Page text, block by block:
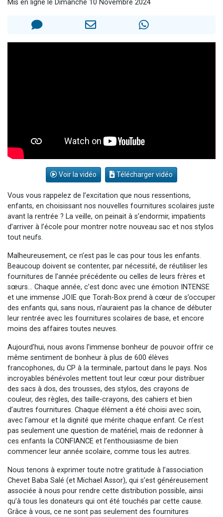
Il reste 49 places pour étudier en groupe sur Zoom
Mis en ligne le Dimanche 10 Novembre 2024
Voir la vidéo Télécharger vidéo
Vous vous rappelez de l’excitation que nous ressentions,
enfants, en choisissant nos nouvelles fournitures scolaires juste
avant la rentrée ? La veille, on peinait à s’endormir, impatients
d’arriver à l’école pour montrer notre nouveau sac et nos stylos
tout neufs.
Malheureusement, ce n’est pas le cas pour tous les enfants.
Beaucoup doivent se contenter, par nécessité, de réutiliser les
fournitures de l’année précédente ou celles de leurs frères et
sœurs… Chaque année, c’est donc avec une émotion INTENSE
et une immense JOIE que Torah-Box prend à cœur de s’occuper
des enfants qui, sans nous, n’auraient pas la chance de débuter
leur rentrée avec les fournitures scolaires de base, et encore
moins des affaires toutes neuves.
Aujourd’hui, nous avons l’immense bonheur de pouvoir offrir ce
même sentiment de bonheur à plus de 600 élèves
francophones, du CP à la terminale, partout dans le pays. Nos
incroyables bénévoles mettent tout leur cœur pour distribuer
des sacs à dos, des trousses, des stylos, des crayons de
couleur, des règles, des taille-crayons, des cahiers et bien
d’autres fournitures. Chaque élément a été choisi avec soin,
avec l’amour et la dignité que mérite chaque enfant. Ce n’est
pas seulement une question de matériel, mais de redonner à
ces enfants la CONFIANCE et l’enthousiasme de bien
commencer leur année scolaire, comme tous les autres.
Nous tenons à exprimer toute notre gratitude à l’association
Chevet Baba Salé (et Michael Assor), qui s’est généreusement
associée à nous pour rendre cette distribution possible, ainsi
qu’à tous les donateurs qui ont été touchés par cette cause.
Grâce à vous, ce ne sont pas seulement des fournitures